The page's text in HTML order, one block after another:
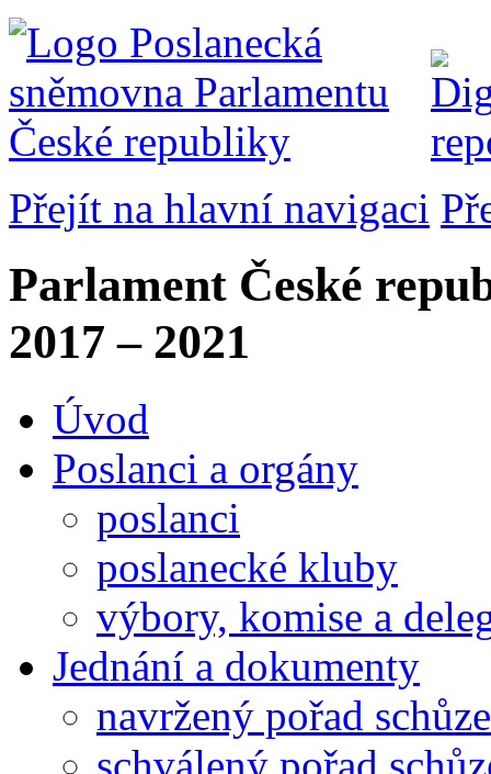
Přejít na hlavní navigaci
Parlament České
2017 – 2021
Úvod
Poslanci a orgány
poslanci
poslanecké kluby
výbory, komise a
Jednání a dokumenty
navržený pořad schůze
schválený pořad